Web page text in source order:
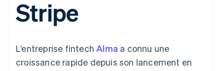
Moyens de
paiement
Accès à plus
Terminal
Paiements en
personne
personnalisés
Data Pipeline
Synchronisation
l’application
Marketplaces
Gestion financière
Gérer des
abonnements
Proposer une
bancaires adossées à
des stablecoins
Fournir et gérer des
Entreprise
annuelle
Carrières
Communiqués de
Stripe
L’entreprise fintechAlma a connu une
croissance rapide depuis son lancement en